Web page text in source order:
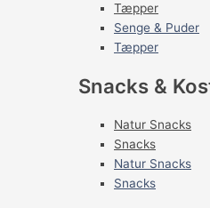
Tæpper
Senge & Puder
Tæpper
Snacks &
Natur Snacks
Snacks
Natur Snacks
Snacks